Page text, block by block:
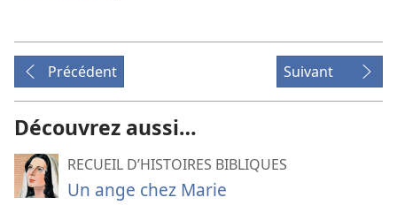
Précédent Suivant
Découvrez aussi…
RECUEIL D’HISTOIRES BIBLIQUES
Un ange chez Marie